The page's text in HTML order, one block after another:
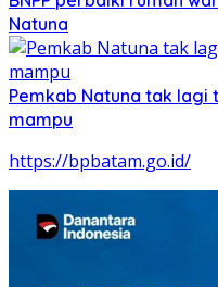
Natuna
Pemkab Natuna tak lagi
mampu
https://bpbatam.go.id/